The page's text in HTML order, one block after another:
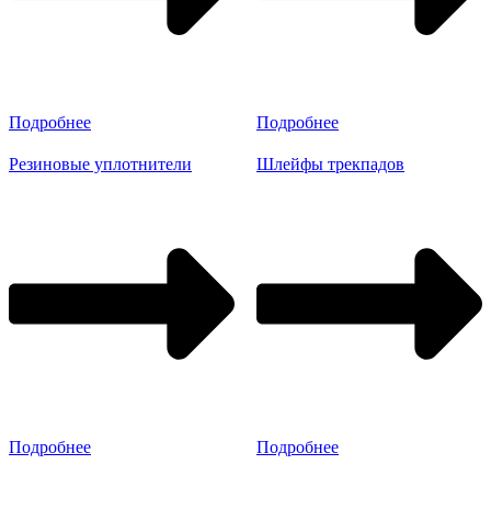
Подробнее Подробнее
Резиновые уплотнители
Подробнее
Шлейфы трекпадов
Подробнее